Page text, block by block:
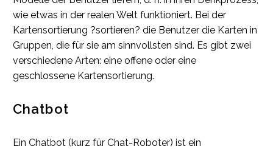
wie etwas in der realen Welt funktioniert. Bei der
Kartensortierung ?sortieren? die Benutzer die Karten in
Gruppen, die für sie am sinnvollsten sind. Es gibt zwei
verschiedene Arten: eine offene oder eine
geschlossene Kartensortierung.
Chatbot
Ein Chatbot (kurz für Chat-Roboter) ist ein